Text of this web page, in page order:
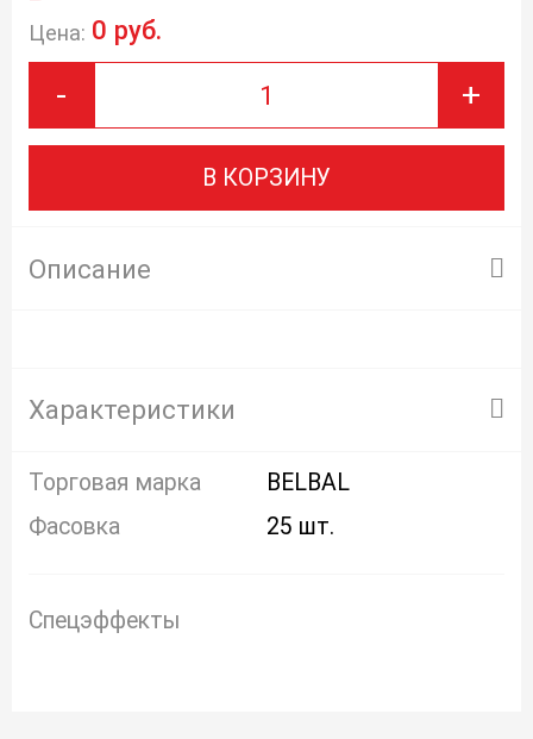
Цена: 0 руб.
- +
В КОРЗИНУ
Описание
Характеристики
Торговая марка
BELBAL
Фасовка
25 шт.
Спецэффекты